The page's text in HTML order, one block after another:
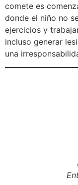
comete es
donde el niño no
ejercicios y
incluso generar
una